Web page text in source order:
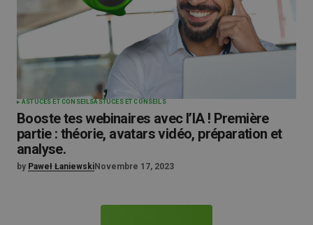
ASTUCES ET CONSEILSASTUCES ET CONSEILS
Booste tes webinaires avec l’IA ! Première
partie : théorie, avatars vidéo, préparation et
analyse.
by Paweł ŁaniewskiNovembre 17, 2023